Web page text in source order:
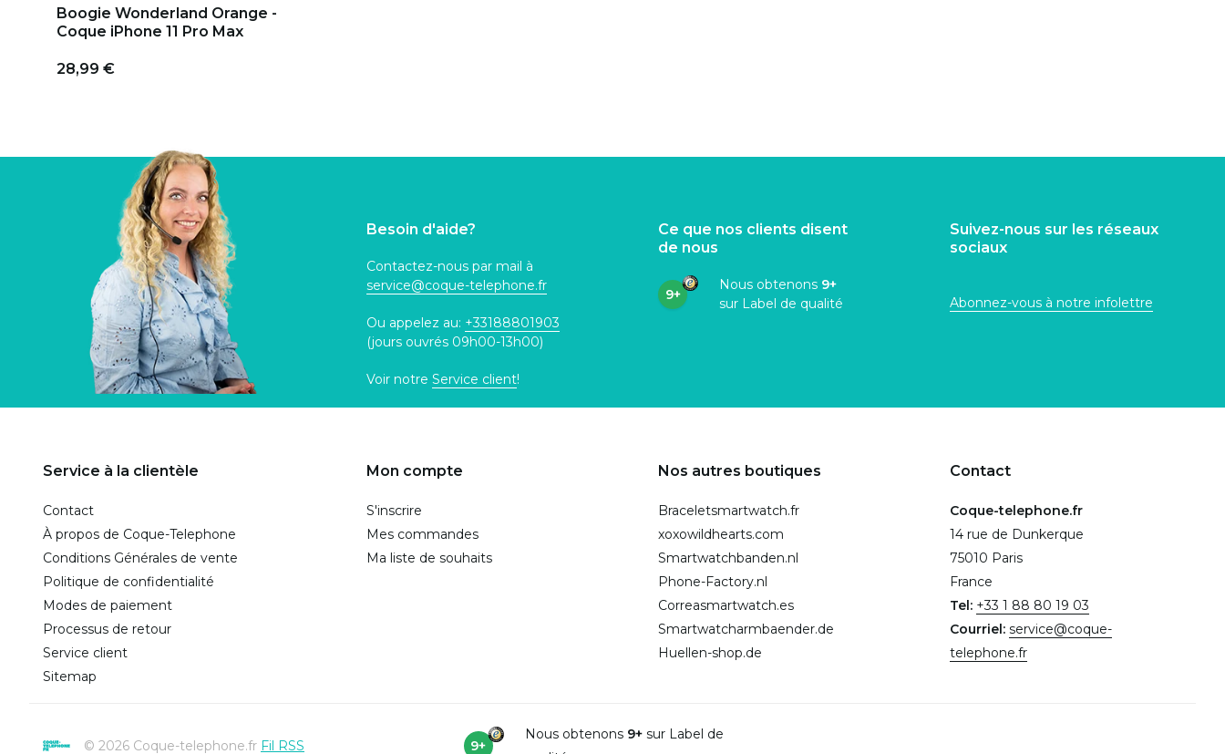
Boogie Wonderland Orange -
Coque iPhone 11 Pro Max
28,99 €
Besoin d'aide?
Contactez-nous par mail à
service@coque-telephone.fr
Ou appelez au: +33188801903
(jours ouvrés 09h00-13h00)
Voir notre Service client!
Ce que nos clients disent
de nous
9+
Nous obtenons 9+
sur Label de qualité
Suivez-nous sur les réseaux
sociaux
Abonnez-vous à notre infolettre
Service à la clientèle
Contact
À propos de Coque-Telephone
Conditions Générales de vente
Politique de confidentialité
Modes de paiement
Processus de retour
Service client
Sitemap
Mon compte
S'inscrire
Mes commandes
Ma liste de souhaits
Nos autres boutiques
Braceletsmartwatch.fr
xoxowildhearts.com
Smartwatchbanden.nl
Phone-Factory.nl
Correasmartwatch.es
Smartwatcharmbaender.de
Huellen-shop.de
Contact
Coque-telephone.fr
14 rue de Dunkerque
75010 Paris
France
Tel: +33 1 88 80 19 03
Courriel: service@coque-
telephone.fr
© 2026 Coque-telephone.fr Fil RSS 9+
Nous obtenons 9+sur Label de